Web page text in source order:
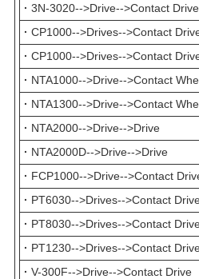
· 3N-3020-->Drive-->Contact
· CP1000-->Drives-->Contact
· CP1000-->Drives-->Contact
· NTA1000-->Drive-->Contact
· NTA1300-->Drive-->Contact
· NTA2000-->Drive-->Drive
· NTA2000D-->Drive-->Drive
· FCP1000-->Drive-->Contact
· PT6030-->Drives-->Contact
· PT8030-->Drives-->Contact
· PT1230-->Drives-->Contact
· V-300F-->Drive-->Contact Drive